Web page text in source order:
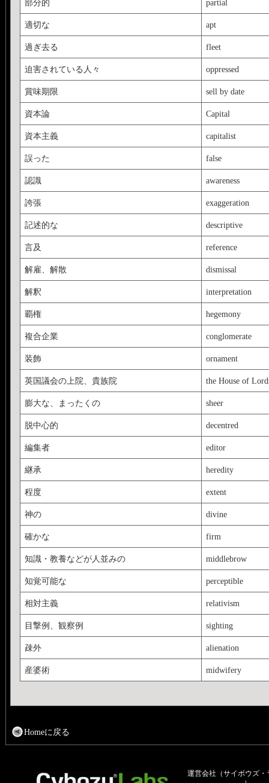
部分的 partial
適切な apt
過ぎ去る fleet
迫害されている人々 oppressed
賞味期限 sell by date
資本論 Capital
資本主義 capitalist
誤った false
認識 awareness
誇張 exaggeration
記述的な descriptive
言及 reference
解雇、解散 dismissal
解釈 interpretation
覇権 hegemony
複合企業 conglomerate
装飾 ornament
英国議会の上院、貴族院 the House of
膨大な、まったくの sheer
脱中心的 decentred
編集者 editor
継承 heredity
程度 extent
神の divine
確かな firm
知識・教養などが人並みの middlebrow
知覚可能な perceptible
相対主義 relativism
目撃例、観察例 sighting
疎外 alienation
産婆術 midwifery
Homeに戻る
運営会社（サイボウズ・